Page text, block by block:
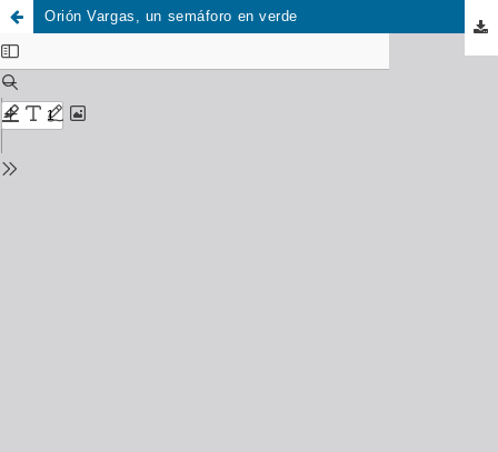
Orión Vargas, un semáforo en verde